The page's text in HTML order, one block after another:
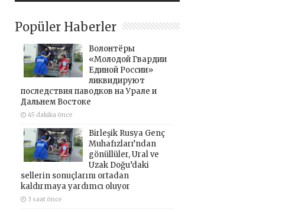
Popüler Haberler
Волонтёры
«Молодой Гвардии
Единой России»
ликвидируют
последствия паводков на Урале и
Дальнем Востоке
45 dakika önce
Birleşik Rusya Genç
Muhafızları’ndan
gönüllüler, Ural ve
Uzak Doğu’daki
sellerin sonuçlarını ortadan
kaldırmaya yardımcı oluyor
3 saat önce